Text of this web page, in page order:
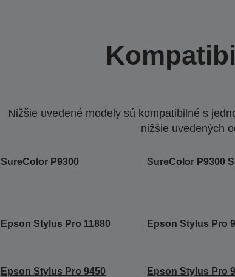
Nižšie uvedené modely sú kompatibilné s
nižšie uvedených
SureColor P9300 SureColor P9300
Epson Stylus Pro 11880 Epson Stylus Pro
Epson Stylus Pro 9450
Epson Stylus Pro